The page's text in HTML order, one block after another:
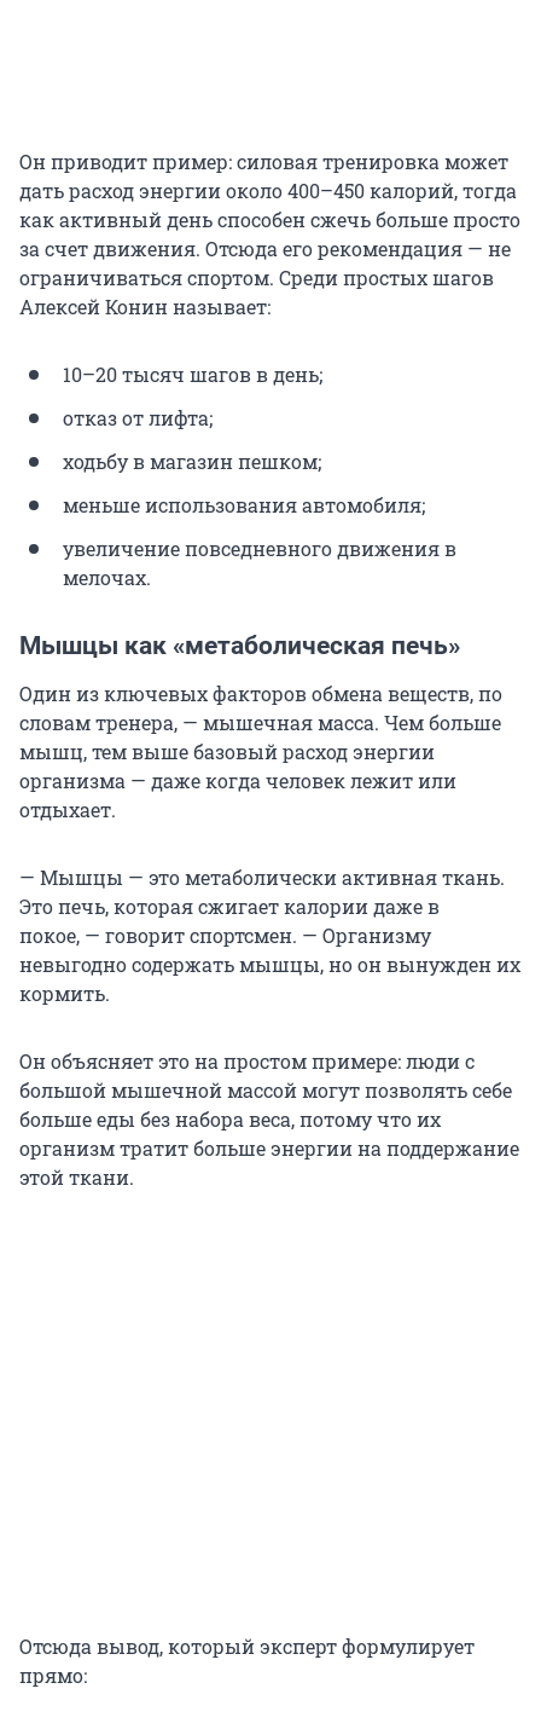
Он приводит пример: силовая тренировка может
дать расход энергии около 400–450 калорий, тогда
как активный день способен сжечь больше просто
за счет движения. Отсюда его рекомендация — не
ограничиваться спортом. Среди простых шагов
Алексей Конин называет:
10–20 тысяч шагов в день;
отказ от лифта;
ходьбу в магазин пешком;
меньше использования автомобиля;
увеличение повседневного движения в
мелочах.
Мышцы как «метаболическая печь»
Один из ключевых факторов обмена веществ, по
словам тренера, — мышечная масса. Чем больше
мышц, тем выше базовый расход энергии
организма — даже когда человек лежит или
отдыхает.
— Мышцы — это метаболически активная ткань.
Это печь, которая сжигает калории даже в
покое, — говорит спортсмен. — Организму
невыгодно содержать мышцы, но он вынужден их
кормить.
Он объясняет это на простом примере: люди с
большой мышечной массой могут позволять себе
больше еды без набора веса, потому что их
организм тратит больше энергии на поддержание
этой ткани.
Отсюда вывод, который эксперт формулирует
прямо: